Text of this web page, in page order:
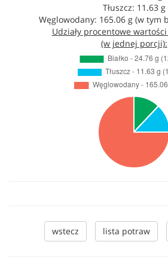
Tłuszcz: 11.63 g
Węglowodany: 165.06 g (w tym
Udziały procentowe
(w jednej porcji):
wstecz lista potraw